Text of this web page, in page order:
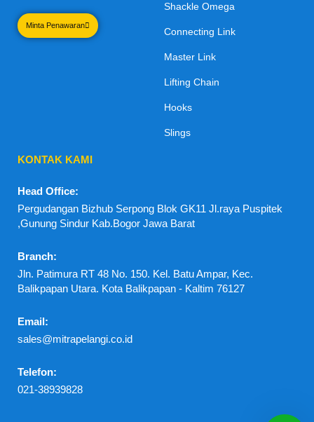
Minta Penawaran
Shackle Omega
Connecting Link
Master Link
Lifting Chain
Hooks
Slings
KONTAK KAMI
Head Office:
Pergudangan Bizhub Serpong Blok GK11 Jl.raya Puspitek
,Gunung Sindur Kab.Bogor Jawa Barat
Branch:
Jln. Patimura RT 48 No. 150. Kel. Batu Ampar, Kec.
Balikpapan Utara. Kota Balikpapan - Kaltim 76127
Email:
sales@mitrapelangi.co.id
Telefon:
021-38939828